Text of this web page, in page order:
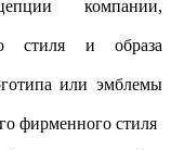
компании,
стиля и образа
или эмблемы
фирменного стиля